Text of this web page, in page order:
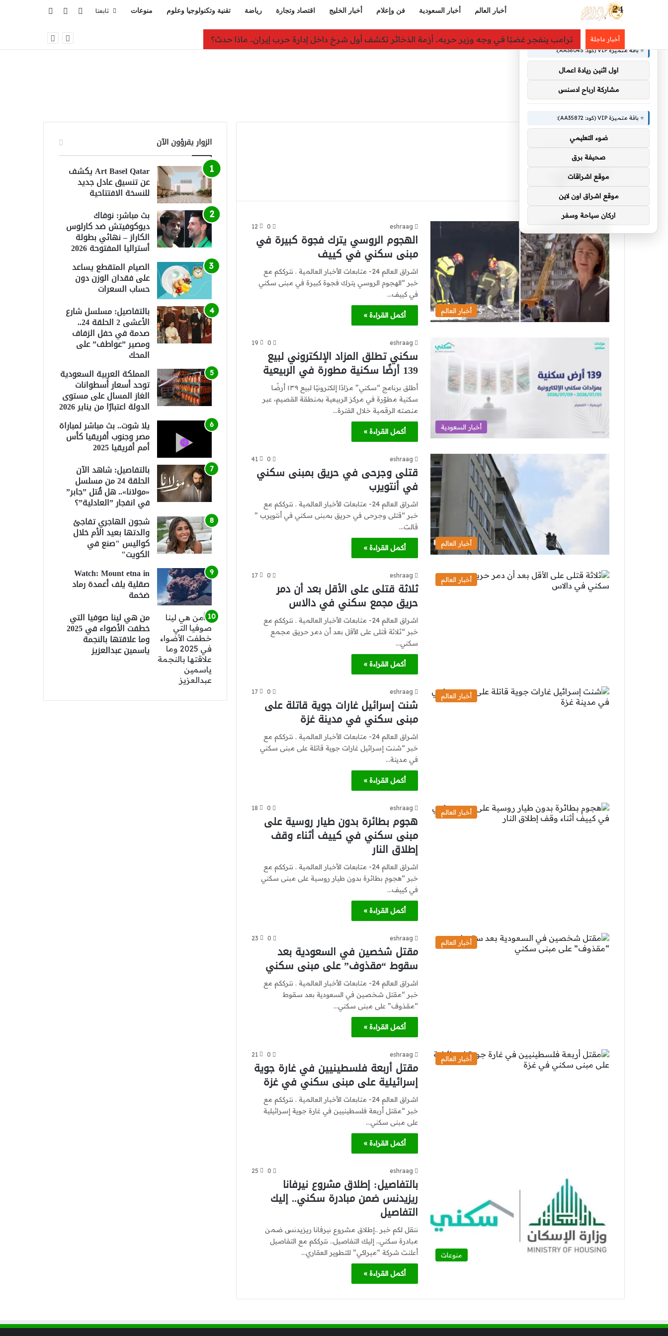
أخبار العالم أخبار السعودية فن وإعلام أخبار الخليج اقتصاد وتجارة رياضة تقنية وتكنولوجيا وعلوم منوعات تابعنا تسجيل الدخول
إضافة عمود
أخبار عاجلة «لن نتوانى عن أي إجراء».. مصدر سعودي مسؤول: تقارير استخباراتية عن تنسيق مليشياوي بإشراف الحرس الثوري للاعتداء على المملكة
الرئيسية/
سكني.
أخبار العالم
eshraag
0
12
الهجوم الروسي يترك فجوة كبيرة في
مبنى سكني في كييف
اشراق العالم 24- متابعات الأخبار العالمية . نترككم مع
خبر “الهجوم الروسي يترك فجوة كبيرة في مبنى سكني
في كييف…
أكمل القراءة »
أخبار السعودية
eshraag
0
19
سكني تطلق المزاد الإلكتروني لبيع
139 أرضًا سكنية مطورة في الربيعية
أطلق برنامج “سكني” مزادًا إلكترونيًا لبيع ١٣٩ أرضًا
سكنية مطوّرة في مركز الربيعية بمنطقة القصيم، عبر
منصته الرقمية خلال الفترة…
أكمل القراءة »
أخبار العالم
eshraag
0
41
قتلى وجرحى في حريق بمبنى سكني
في أنتويرب
اشراق العالم 24- متابعات الأخبار العالمية . نترككم مع
خبر “قتلى وجرحى في حريق بمبنى سكني في أنتويرب ”
قالت…
أكمل القراءة »
أخبار العالم
eshraag
0
17
ثلاثة قتلى على الأقل بعد أن دمر
حريق مجمع سكني في دالاس
اشراق العالم 24- متابعات الأخبار العالمية . نترككم مع
خبر “ثلاثة قتلى على الأقل بعد أن دمر حريق مجمع
سكني…
أكمل القراءة »
أخبار العالم
eshraag
0
17
شنت إسرائيل غارات جوية قاتلة على
مبنى سكني في مدينة غزة
اشراق العالم 24- متابعات الأخبار العالمية . نترككم مع
خبر “شنت إسرائيل غارات جوية قاتلة على مبنى سكني
في مدينة…
أكمل القراءة »
أخبار العالم
eshraag
0
18
هجوم بطائرة بدون طيار روسية على
مبنى سكني في كييف أثناء وقف
إطلاق النار
اشراق العالم 24- متابعات الأخبار العالمية . نترككم مع
خبر “هجوم بطائرة بدون طيار روسية على مبنى سكني
في كييف…
أكمل القراءة »
أخبار العالم
eshraag
0
23
مقتل شخصين في السعودية بعد
سقوط “مقذوف” على مبنى سكني
اشراق العالم 24- متابعات الأخبار العالمية . نترككم مع
خبر “مقتل شخصين في السعودية بعد سقوط
“مقذوف” على مبنى سكني…
أكمل القراءة »
أخبار العالم
eshraag
0
21
مقتل أربعة فلسطينيين في غارة جوية
إسرائيلية على مبنى سكني في غزة
اشراق العالم 24- متابعات الأخبار العالمية . نترككم مع
خبر “مقتل أربعة فلسطينيين في غارة جوية إسرائيلية
على مبنى سكني…
أكمل القراءة »
منوعات
eshraag
0
25
بالتفاصيل: إطلاق مشروع نيرفانا
ريزيدنس ضمن مبادرة سكني.. إليك
التفاصيل
ننقل لكم خبر ..إطلاق مشروع نيرفانا ريزيدنس ضمن
مبادرة سكني.. إليك التفاصيل.. نترككم مع التفاصيل
أعلنت شركة “ميراكي” للتطوير العقاري…
أكمل القراءة »
الزوار يقرؤون الآن
Art Basel Qatar يكشف
عن تنسيق عادل جديد
للنسخة الافتتاحية
بث مباشر: نوفاك
ديوكوفيتش ضد كارلوس
الكاراز – نهائي بطولة
أستراليا المفتوحة 2026
الصيام المتقطع يساعد
على فقدان الوزن دون
حساب السعرات
بالتفاصيل: مسلسل شارع
الأعشى 2 الحلقة 24..
صدمة في حفل الزفاف
ومصير ”عواطف” على
المحك
المملكة العربية السعودية
توحد أسعار أسطوانات
الغاز المسال على مستوى
الدولة اعتبارًا من يناير 2026
يلا شوت.. بث مباشر لمباراة
مصر وجنوب أفريقيا كأس
أمم أفريقيا 2025
بالتفاصيل: شاهد الآن
الحلقة 24 من مسلسل
«مولانا».. هل قُتل ”جابر”
في انفجار ”العادلية”؟
شجون الهاجري تفاجئ
والدتها بعيد الأم خلال
كواليس "صنع في
الكويت"
Watch: Mount etna in
صقلية يلف أعمدة رماد
ضخمة
من هي لينا صوفيا التي
خطفت الأضواء في 2025
وما علاقتها بالنجمة
ياسمين عبدالعزيز
⭐ باقة متميزة VIP (كود: AA38045):
اول اثنين ريادة اعمال
مشاركة ارباح ادسنس
⭐ باقة متميزة VIP (كود: AA35872):
ضوء التعليمي
صحيفة برق
موقع اشراقات
موقع اشراق اون لاين
اركان سياحة وسفر